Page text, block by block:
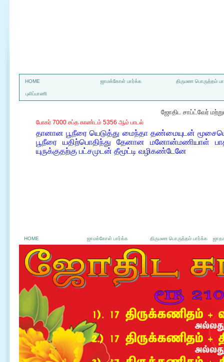
HOME ஜாமக்கோள் பார்க்க திருமண பொருத்தம்
புலிப்பாணி
ஜோதிட சாப்ட்வேர்
போகர் 7000 சப்த காண்டம் 5356 ஆம் பாடல்
தானான பூநீரை யெடுத்து மைந்தா தண்மையுடன்
பூநீரை யதிற்பொதிந்து தேனான மனோன்மணியாள்
யுருக்குதற்கு பட்சமுடன் தீமூட்டி வழிகண்டேனே
HOME ஜாமக்கோள் பார்க்க திருமண பொருத்தம் பார்க்க